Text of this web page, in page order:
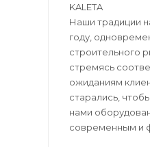
KALETA
Наши традиции
году,
строительного
стремясь
ожиданиям
старались,
нами
современным и